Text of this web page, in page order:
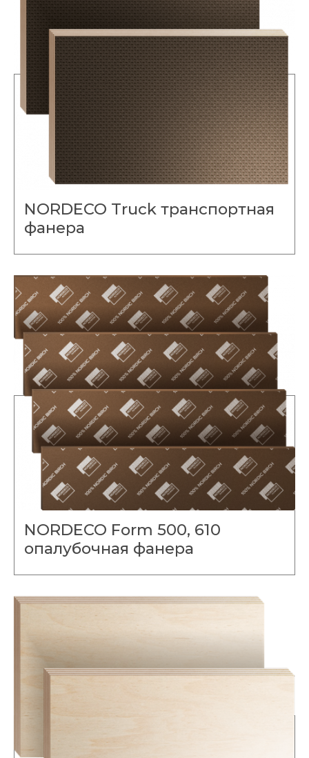
NORDECO Truck транспортная
фанера
NORDECO Form 500, 610
опалубочная фанера